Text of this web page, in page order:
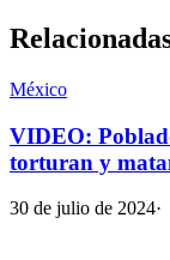
México
VIDEO:
torturan y
30 de julio de 2024·